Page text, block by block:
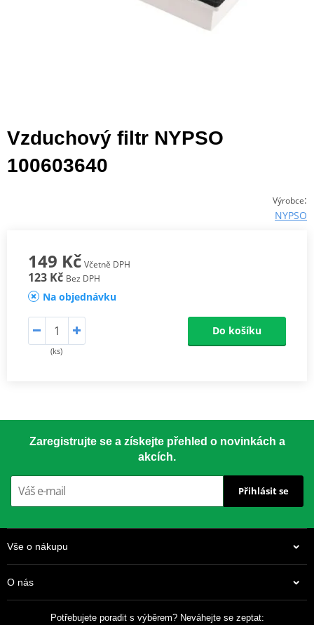
Vzduchový filtr NYPSO
100603640
Výrobce:
NYPSO
149 Kč Včetně DPH
123 Kč Bez DPH
Na objednávku
(ks)
Do košíku
Zaregistrujte se a získejte přehled o novinkách a
akcích.
Přihlásit se
Vše o nákupu
O nás
Potřebujete poradit s výběrem? Neváhejte se zeptat: